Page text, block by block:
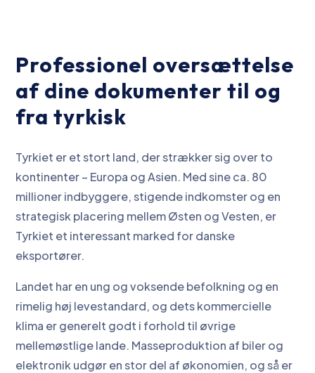
Professionel oversættelse
af dine dokumenter til og
fra tyrkisk
Tyrkiet er et stort land, der strækker sig over to
kontinenter – Europa og Asien. Med sine ca. 80
millioner indbyggere, stigende indkomster og en
strategisk placering mellem Østen og Vesten, er
Tyrkiet et interessant marked for danske
eksportører.
Landet har en ung og voksende befolkning og en
rimelig høj levestandard, og dets kommercielle
klima er generelt godt i forhold til øvrige
mellemøstlige lande. Masseproduktion af biler og
elektronik udgør en stor del af økonomien, og så er